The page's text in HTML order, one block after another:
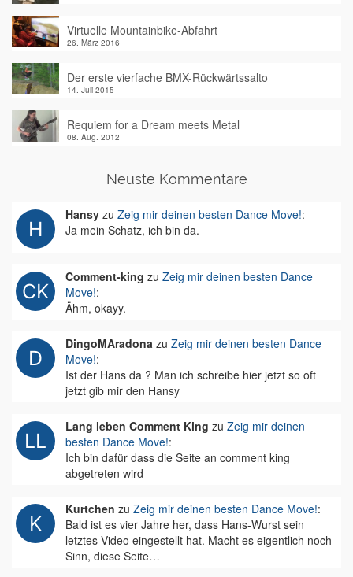
Virtuelle Mountainbike-Abfahrt
26. März 2016
Der erste vierfache BMX-Rückwärtssalto
14. Juli 2015
Requiem for a Dream meets Metal
08. Aug. 2012
Neuste Kommentare
Hansy zu Zeig mir deinen besten Dance Move!:
Ja mein Schatz, ich bin da.
Comment-king zu Zeig mir deinen besten Dance
Move!:
Ähm, okayy.
DingoMAradona zu Zeig mir deinen besten Dance
Move!:
Ist der Hans da ? Man ich schreibe hier jetzt so oft
jetzt gib mir den Hansy
Lang leben Comment King zu Zeig mir deinen
besten Dance Move!:
Ich bin dafür dass die Seite an comment king
abgetreten wird
Kurtchen zu Zeig mir deinen besten Dance Move!:
Bald ist es vier Jahre her, dass Hans-Wurst sein
letztes Video eingestellt hat. Macht es eigentlich noch
Sinn, diese Seite…